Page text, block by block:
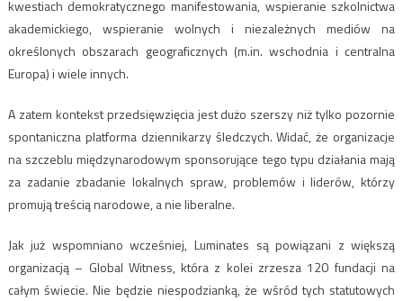
kwestiach demokratycznego manifestowania, wspieranie szkolnictwa
akademickiego, wspieranie wolnych i niezależnych mediów na
określonych obszarach geograficznych (m.in. wschodnia i centralna
Europa) i wiele innych.
A zatem kontekst przedsięwzięcia jest dużo szerszy niż tylko pozornie
spontaniczna platforma dziennikarzy śledczych. Widać, że organizacje
na szczeblu międzynarodowym sponsorujące tego typu działania mają
za zadanie zbadanie lokalnych spraw, problemów i liderów, którzy
promują treścią narodowe, a nie liberalne.
Jak już wspomniano wcześniej, Luminates są powiązani z większą
organizacją – Global Witness, która z kolei zrzesza 120 fundacji na
całym świecie. Nie będzie niespodzianką, że wśród tych statutowych